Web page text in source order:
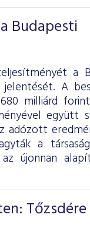
Budapesti
a
A
milliárd
együtt
adózott
a
újonnan
Tőzsdére